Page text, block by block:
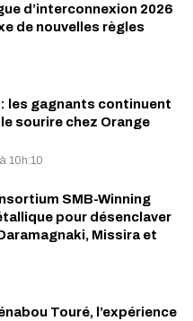
d’interconnexion 2026
de nouvelles règles
: les gagnants continuent
sourire chez Orange
10h:10
SMB-Winning
pour désenclaver
Missira et
Touré, l’expérience